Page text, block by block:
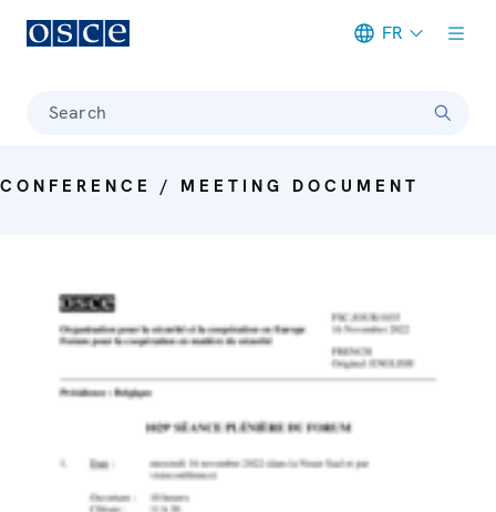
FR
Search
CONFERENCE / MEETING DOCUMENT